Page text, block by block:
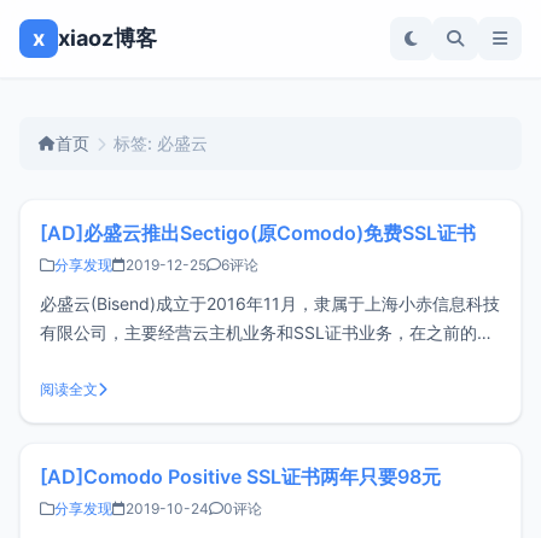
x xiaoz博客
首页 标签: 必盛云
[AD]必盛云推出Sectigo(原Comodo)免费SSL证书
分享发现 2019-12-25 6评论
必盛云(Bisend)成立于2016年11月，隶属于上海小赤信息科技
有限公司，主要经营云主机业务和SSL证书业务，在之前的文
次他们还推出了免费的SSL证书。前言网络安全越发重视的今
天，越来越多的网站、APP、软件、小程序都在用
阅读全文
[AD]Comodo Positive SSL证书两年只要98元
分享发现 2019-10-24 0评论